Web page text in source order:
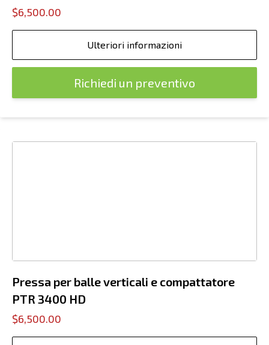
$6,500.00
Ulteriori informazioni
Richiedi un preventivo
Pressa per balle verticali e compattatore
PTR 3400 HD
$6,500.00